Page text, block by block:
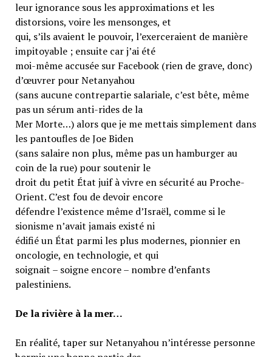
leur ignorance sous les approximations et les
distorsions, voire les mensonges, et
qui, s’ils avaient le pouvoir, l’exerceraient de manière
impitoyable ; ensuite car j’ai été
moi-même accusée sur Facebook (rien de grave, donc)
d’œuvrer pour Netanyahou
(sans aucune contrepartie salariale, c’est bête, même
pas un sérum anti-rides de la
Mer Morte…) alors que je me mettais simplement dans
les pantoufles de Joe Biden
(sans salaire non plus, même pas un hamburger au
coin de la rue) pour soutenir le
droit du petit État juif à vivre en sécurité au Proche-
Orient. C’est fou de devoir encore
défendre l’existence même d’Israël, comme si le
sionisme n’avait jamais existé ni
édifié un État parmi les plus modernes, pionnier en
oncologie, en technologie, et qui
soignait – soigne encore – nombre d’enfants
palestiniens.
De la rivière à la mer…
En réalité, taper sur Netanyahou n’intéresse personne